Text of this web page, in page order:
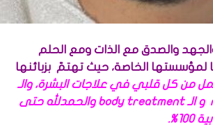
والجهد والصدق مع الذات ومع الحلم
لمؤسستها الخاصة، حيث تهتمّ بزبائنها
من كل قلبي في علاجات البشرة، والـ
relaxing massage و الـ body treatment والحمدلله حتى